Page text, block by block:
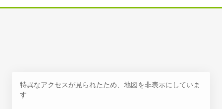
特異なアクセスが見られたため、地図を非表示にしていま
す